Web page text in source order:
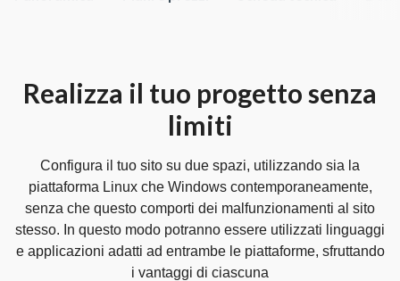
Realizza il tuo progetto senza
limiti
Configura il tuo sito su due spazi, utilizzando sia la
piattaforma Linux che Windows contemporaneamente,
senza che questo comporti dei malfunzionamenti al sito
stesso. In questo modo potranno essere utilizzati linguaggi
e applicazioni adatti ad entrambe le piattaforme, sfruttando
i vantaggi di ciascuna